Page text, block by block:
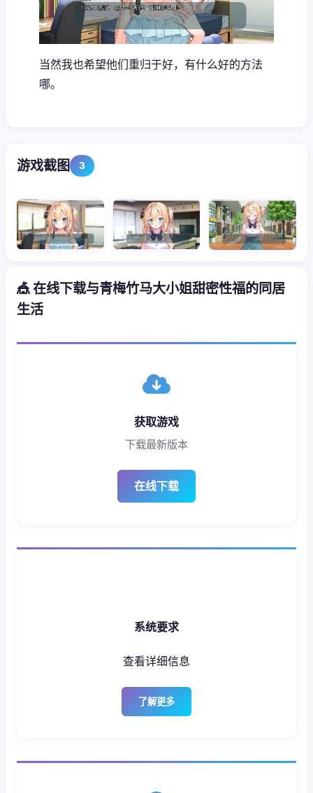
当然我也希望他们重归于好，有什么好的方法
哪。
游戏截图 3
🎪 在线下载与青梅竹马大小姐甜密性福的同居
生活
获取游戏
下载最新版本
在线下载
系统要求
查看详细信息
了解更多